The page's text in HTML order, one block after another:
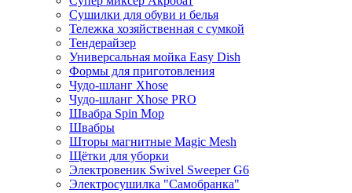
Сушилки для обуви и белья
Тележка хозяйственная с сумкой
Тендерайзер
Универсальная мойка Easy Dish
Формы для приготовления
Чудо-шланг Xhose
Чудо-шланг Xhose PRO
Швабра Spin Mop
Швабры
Шторы магнитные Magic Mesh
Щётки для уборки
Электровеник Swivel Sweeper G6
Электросушилка "Самобранка"